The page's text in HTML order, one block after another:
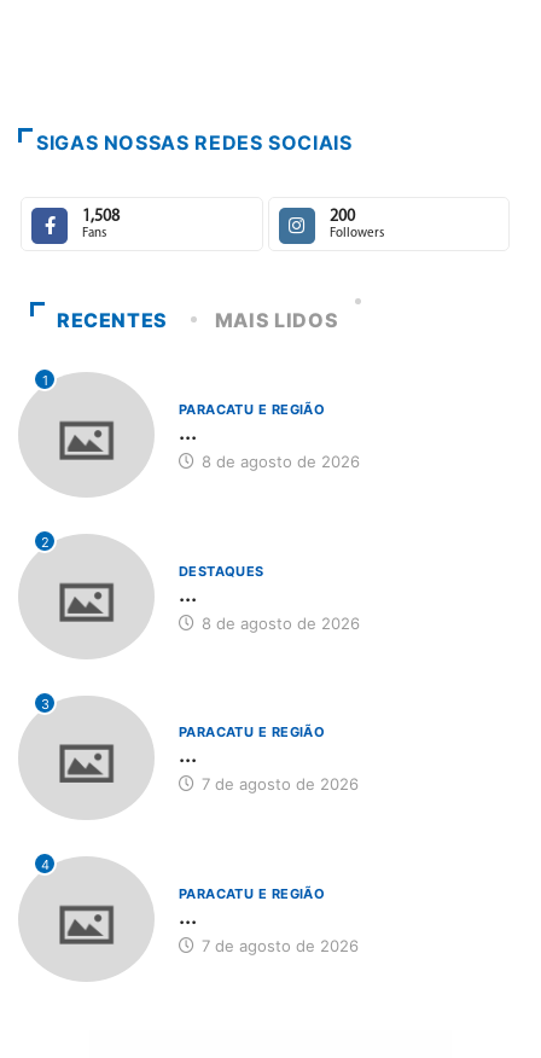
SIGAS NOSSAS REDES SOCIAIS
1,508
Fans
200
Followers
RECENTES MAIS LIDOS
1
PARACATU E REGIÃO
...
8 de agosto de 2026
2
DESTAQUES
...
8 de agosto de 2026
3
PARACATU E REGIÃO
...
7 de agosto de 2026
4
PARACATU E REGIÃO
...
7 de agosto de 2026